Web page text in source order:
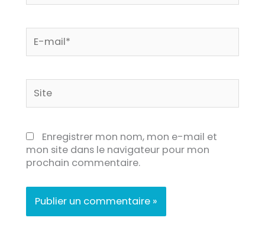
E-
mail*
Enregistrer mon nom, mon e-mail et
mon site dans le navigateur pour mon
prochain commentaire.